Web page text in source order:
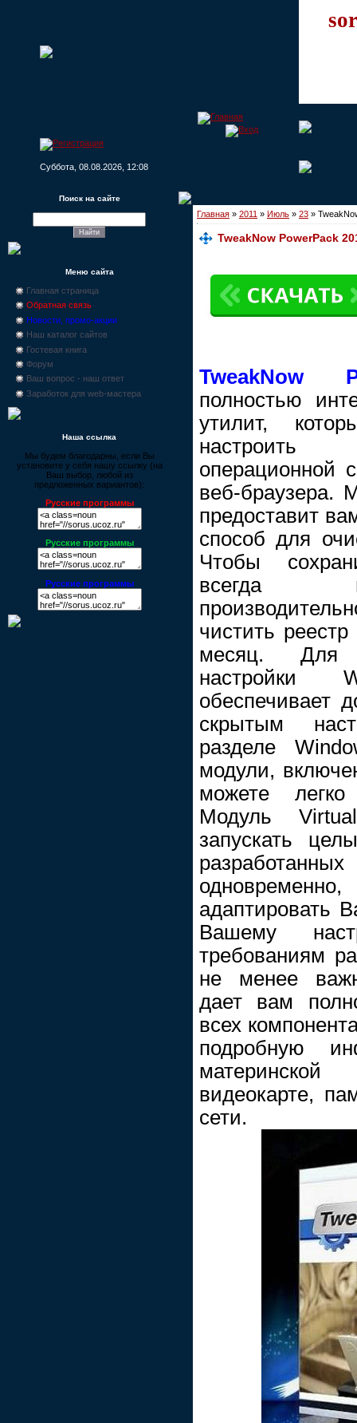
Суббота, 08.08.2026, 12:08
Поиск на сайте
Меню сайта
Главная страница
Обратная связь
Новости, промо-акции
Наш каталог сайтов
Гостевая книга
Форум
Ваш вопрос - наш ответ
Заработок для web-мастера
Наша ссылка
Мы будем благодарны, если Вы
установите у себя нашу ссылку (на
Ваш выбор, любой из
предложенных вариантов):
Русские программы
Русские программы
Русские программы
Главная » 2011 » Июль » 23 »
TweakNow PowerPack
TweakNow
полностью
утилит,
операционной
веб-браузера.
предоставит
способ для
Чтобы
всегда
чистить
месяц. Для
настройки
обеспечивает
скрытым
разделе
модули,
можете
Модуль
запускать
адаптировать
Вашему
требованиям
не менее
дает вам
всех
подробную
видеокарте,
сети.